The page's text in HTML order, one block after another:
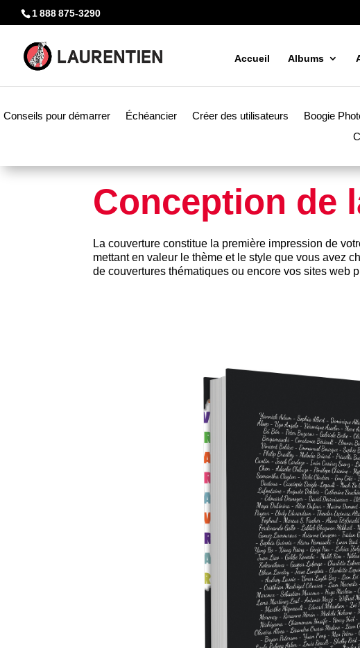
1 888 875-3290
Accueil Albums
Conseils pour démarrer Échéancier Créer des utilisateurs Boogie
Conception de
La couverture constitue la première impression de
mettant en valeur le thème et le style que vous avez
decouvertures thématiques ou encore vos sites web